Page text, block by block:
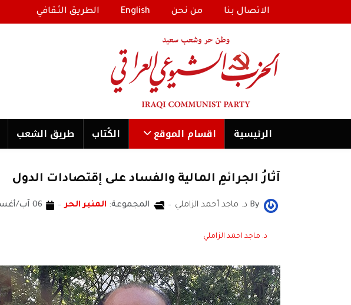
الاتصال بنا من نحن English الطريق الثقافي
الرئیسية اقسام الموقع الكُتاب طریق الشعب
آثارُ الجرائمِ المالية والفساد على إقتصادات الدول
By د. ماجد أحمد الزاملي المجموعة: المنبر الحر 06 آب/أغسطس 2022
د. ماجد احمد الزاملي